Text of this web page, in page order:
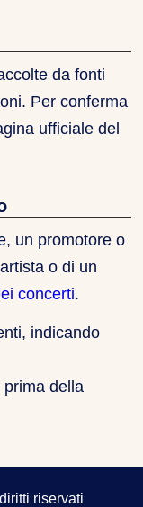
da fonti
Per conferma
ufficiale del
un promotore o
o di un
concerti.
indicando
prima della
riservati